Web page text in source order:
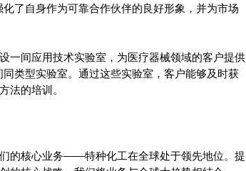
了自身作为可靠合作伙伴的良好形象，并为市场
一间应用技术实验室，为医疗器械领域的客户提供
类型实验室。通过这些实验室，客户能够及时获
法的培训。
的核心业务——特种化工在全球处于领先地位。提